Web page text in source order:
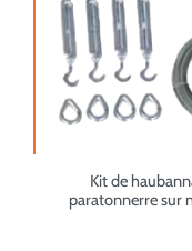
Kit de
paratonnerre sur